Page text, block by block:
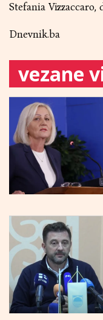
Stefania
Dnevnik.ba
vezane